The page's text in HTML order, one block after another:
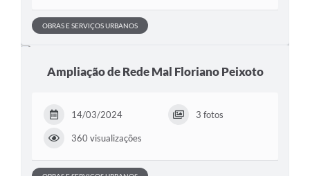
OBRAS E SERVIÇOS URBANOS
Ampliação de Rede Mal Floriano Peixoto
14/03/2024 3 fotos
360 visualizações